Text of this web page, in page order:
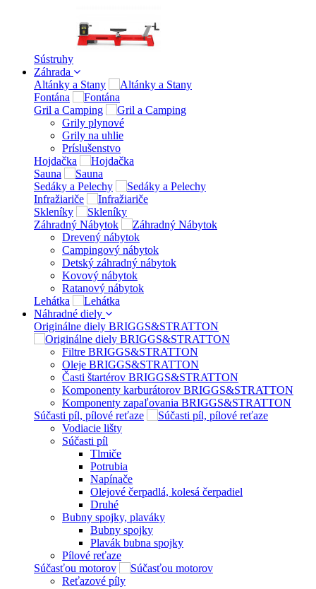
Sústruhy
Záhrada
Altánky a Stany
Fontána
Gril a Camping
Grily plynové
Grily na uhlie
Príslušenstvo
Hojdačka
Sauna
Sedáky a Pelechy
Infražiariče
Skleníky
Záhradný Nábytok
Drevený nábytok
Campingový nábytok
Detský záhradný nábytok
Kovový nábytok
Ratanový nábytok
Lehátka
Náhradné diely
Originálne diely BRIGGS&STRATTON
Filtre BRIGGS&STRATTON
Oleje BRIGGS&STRATTON
Časti štartérov BRIGGS&STRATTON
Komponenty karburátorov BRIGGS&STRATTON
Komponenty zapaľovania BRIGGS&STRATTON
Súčasti píl, pílové reťaze
Vodiacie lišty
Súčasti píl
Tlmiče
Potrubia
Napínače
Olejové čerpadlá, kolesá čerpadiel
Druhé
Bubny spojky, plaváky
Bubny spojky
Plavák bubna spojky
Pílové reťaze
Súčasťou motorov
Reťazové píly